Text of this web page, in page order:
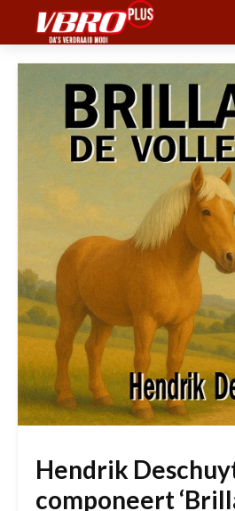
Hendrik
componeert